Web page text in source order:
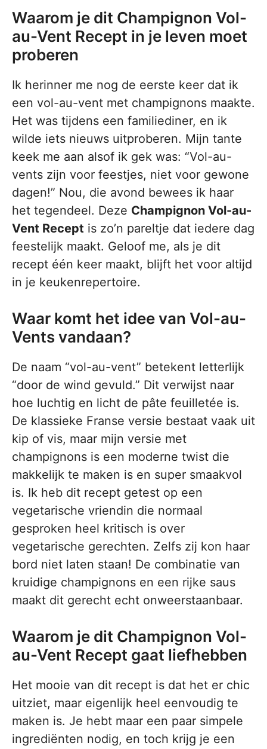
Waarom je dit Champignon Vol-
au-Vent Recept in je leven moet
proberen
Ik herinner me nog de eerste keer dat ik
een vol-au-vent met champignons maakte.
Het was tijdens een familiediner, en ik
wilde iets nieuws uitproberen. Mijn tante
keek me aan alsof ik gek was: “Vol-au-
vents zijn voor feestjes, niet voor gewone
dagen!” Nou, die avond bewees ik haar
het tegendeel. Deze Champignon Vol-au-
Vent Recept is zo’n pareltje dat iedere dag
feestelijk maakt. Geloof me, als je dit
recept één keer maakt, blijft het voor altijd
in je keukenrepertoire.
Waar komt het idee van Vol-au-
Vents vandaan?
De naam “vol-au-vent” betekent letterlijk
“door de wind gevuld.” Dit verwijst naar
hoe luchtig en licht de pâte feuilletée is.
De klassieke Franse versie bestaat vaak uit
kip of vis, maar mijn versie met
champignons is een moderne twist die
makkelijk te maken is en super smaakvol
is. Ik heb dit recept getest op een
vegetarische vriendin die normaal
gesproken heel kritisch is over
vegetarische gerechten. Zelfs zij kon haar
bord niet laten staan! De combinatie van
kruidige champignons en een rijke saus
maakt dit gerecht echt onweerstaanbaar.
Waarom je dit Champignon Vol-
au-Vent Recept gaat liefhebben
Het mooie van dit recept is dat het er chic
uitziet, maar eigenlijk heel eenvoudig te
maken is. Je hebt maar een paar simpele
ingrediënten nodig, en toch krijg je een